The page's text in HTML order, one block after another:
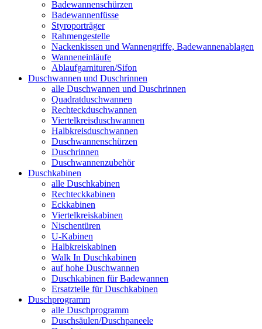
Badewannenschürzen
Badewannenfüsse
Styroporträger
Rahmengestelle
Nackenkissen und Wannengriffe, Badewannenablagen
Wanneneinläufe
Ablaufgarnituren/Sifon
Duschwannen und Duschrinnen
alle Duschwannen und Duschrinnen
Quadratduschwannen
Rechteckduschwannen
Viertelkreisduschwannen
Halbkreisduschwannen
Duschwannenschürzen
Duschrinnen
Duschwannenzubehör
Duschkabinen
alle Duschkabinen
Rechteckkabinen
Eckkabinen
Viertelkreiskabinen
Nischentüren
U-Kabinen
Halbkreiskabinen
Walk In Duschkabinen
auf hohe Duschwannen
Duschkabinen für Badewannen
Ersatzteile für Duschkabinen
Duschprogramm
alle Duschprogramm
Duschsäulen/Duschpaneele